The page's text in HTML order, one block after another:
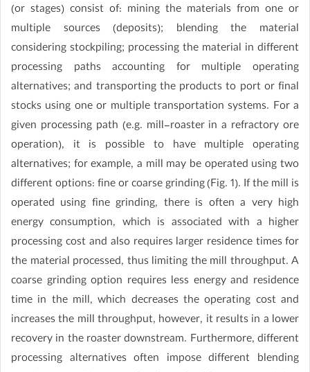
(or stages) consist of: mining the materials from one or
multiple sources (deposits); blending the material
considering stockpiling; processing the material in different
processing paths accounting for multiple operating
alternatives; and transporting the products to port or final
stocks using one or multiple transportation systems. For a
given processing path (e.g. mill-roaster in a refractory ore
operation), it is possible to have multiple operating
alternatives; for example, a mill may be operated using two
different options: fine or coarse grinding (Fig. 1). If the mill is
operated using fine grinding, there is often a very high
energy consumption, which is associated with a higher
processing cost and also requires larger residence times for
the material processed, thus limiting the mill throughput. A
coarse grinding option requires less energy and residence
time in the mill, which decreases the operating cost and
increases the mill throughput, however, it results in a lower
recovery in the roaster downstream. Furthermore, different
processing alternatives often impose different blending